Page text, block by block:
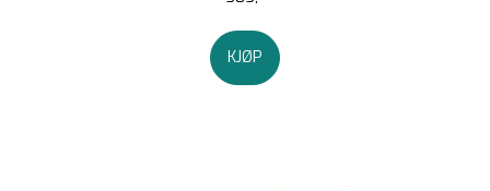
KJØP